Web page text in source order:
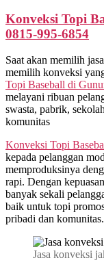
Konveksi Topi
0815-995-6854
Saat akan memilih
memilih konveksi
Topi Baseball di
melayani ribuan
swasta, pabrik,
komunitas
Konveksi Topi
kepada pelanggan
memproduksinya
rapi. Dengan
banyak sekali
baik untuk topi
pribadi dan komunitas.
Jasa konveksi